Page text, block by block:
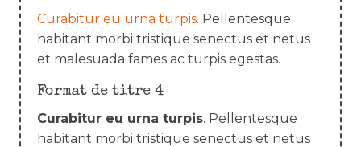
Curabitur eu urna turpis. Pellentesque
habitant morbi tristique senectus et netus
et malesuada fames ac turpis egestas.
Format de titre 4
Curabitur eu urna turpis. Pellentesque
habitant morbi tristique senectus et netus